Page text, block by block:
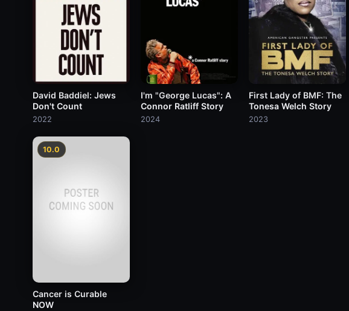
David Baddiel: Jews
Don't Count
2022
I'm "George Lucas": A
Connor Ratliff Story
2024
First Lady of BMF: The
Tonesa Welch Story
2023
10.0
Cancer is Curable
NOW